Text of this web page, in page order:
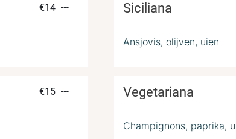
€14 Siciliana
Ansjovis, olijven, uien
€15 Vegetariana
Champignons, paprika,